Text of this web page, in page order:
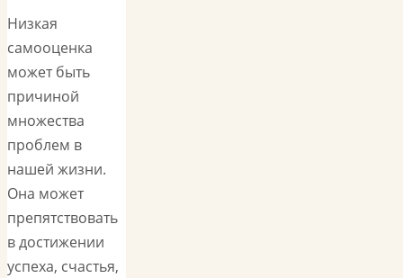
Низкая
самооценка
может быть
причиной
множества
проблем в
нашей жизни.
Она может
препятствовать
в достижении
успеха, счастья,